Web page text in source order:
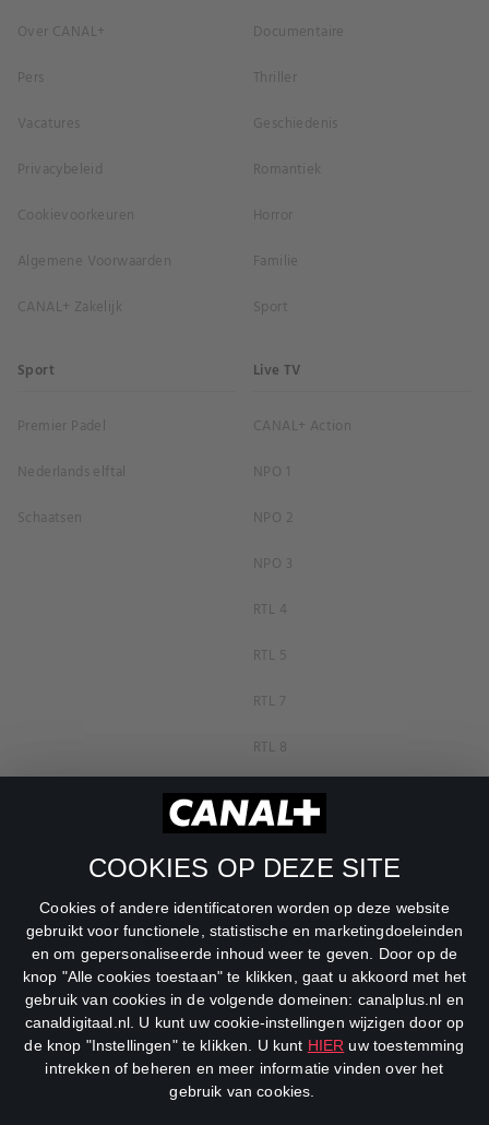
COOKIES OP DEZE SITE
Cookies of andere identificatoren worden op deze website
gebruikt voor functionele, statistische en marketingdoeleinden
en om gepersonaliseerde inhoud weer te geven. Door op de
knop "Alle cookies toestaan" te klikken, gaat u akkoord met het
gebruik van cookies in de volgende domeinen: canalplus.nl en
canaldigitaal.nl. U kunt uw cookie-instellingen wijzigen door op
de knop "Instellingen" te klikken. U kunt HIER uw toestemming
intrekken of beheren en meer informatie vinden over het
gebruik van cookies.
Over CANAL+
Pers
Vacatures
Privacybeleid
Cookievoorkeuren
Algemene Voorwaarden
CANAL+ Zakelijk
Documentaire
Thriller
Geschiedenis
Romantiek
Horror
Familie
Sport
Sport
Premier Padel
Nederlands elftal
Schaatsen
Live TV
CANAL+ Action
NPO 1
NPO 2
NPO 3
RTL 4
RTL 5
RTL 7
RTL 8
RTL Z
SBS6
Net5
Veronica
DreamWorks Channel